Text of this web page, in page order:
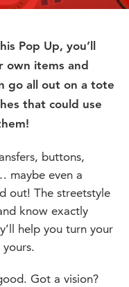
Pop Up, you’ll
own items and
go all out on a tote
that could use
buttons,
maybe even a
out! The streetstyle
know exactly
help you turn your
Got a vision?